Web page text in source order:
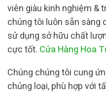
viên giàu kinh nghiệm &
chúng tôi luôn sẵn sàng
sử dụng sở hữu chất
cực tốt. Cửa Hàng Hoa
Chúng chúng tôi cung
chủng loại, phù hợp với